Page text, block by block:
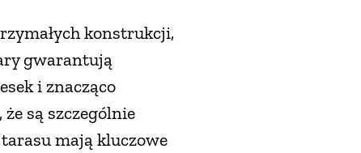
konstrukcji,
gwarantują
i znacząco
są szczególnie
mają kluczowe